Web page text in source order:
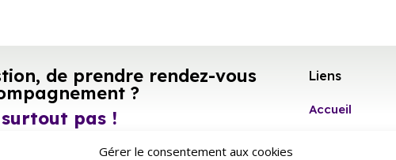
Gérer le consentement aux cookies
de prendre rendez-vous
?
surtout pas !
Liens
Accueil